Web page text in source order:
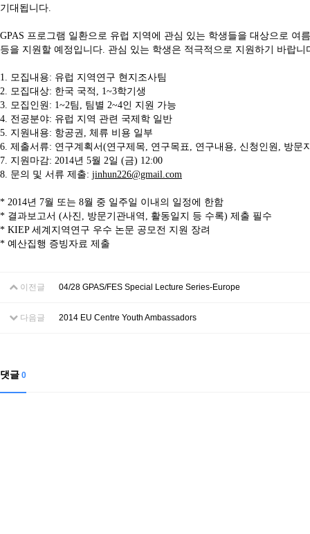
KU JM Network NEAR (2016-2019)
KU NEAR Network KU NEAR Teams Kick-off Meetings
Conferences
KU-KIEP-SBS EU Centre (2014-2017)
KU-KIEP-SBS EU Centre Organisation
Publication
Links
Events
News and Events Gallery Notice
Contacts
기대됩니다.
GPAS 프로그램 일환으로 유럽 지역에 관심 있는 학생들을 대상으로
등을 지원할 예정입니다. 관심 있는 학생은 적극적으로 지원하기 바랍니
1. 모집내용: 유럽 지역연구 현지조사팀
2. 모집대상: 한국 국적, 1~3학기생
3. 모집인원: 1~2팀, 팀별 2~4인 지원 가능
4. 전공분야: 유럽 지역 관련 국제학 일반
5. 지원내용: 항공권, 체류 비용 일부
6. 제출서류: 연구계획서(연구제목, 연구목표, 연구내용, 신청인원, 방문
7. 지원마감: 2014년 5월 2일 (금) 12:00
8. 문의 및 서류 제출: jinhun226@gmail.com
* 2014년 7월 또는 8월 중 일주일 이내의 일정에 한함
* 결과보고서 (사진, 방문기관내역, 활동일지 등 수록) 제출 필수
* KIEP 세계지역연구 우수 논문 공모전 지원 장려
* 예산집행 증빙자료 제출
이전글 04/28 GPAS/FES Special Lecture Series-Europe
다음글 2014 EU Centre Youth Ambassadors
댓글 0